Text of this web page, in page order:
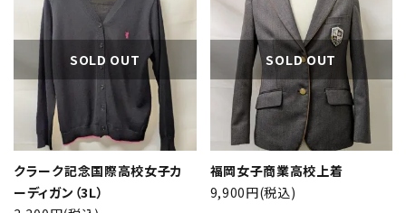
SOLD OUT
クラーク記念国際高校女子カ
ーディガン（3L）
SOLD OUT
福岡女子商業高校上着
9,900円(税込)